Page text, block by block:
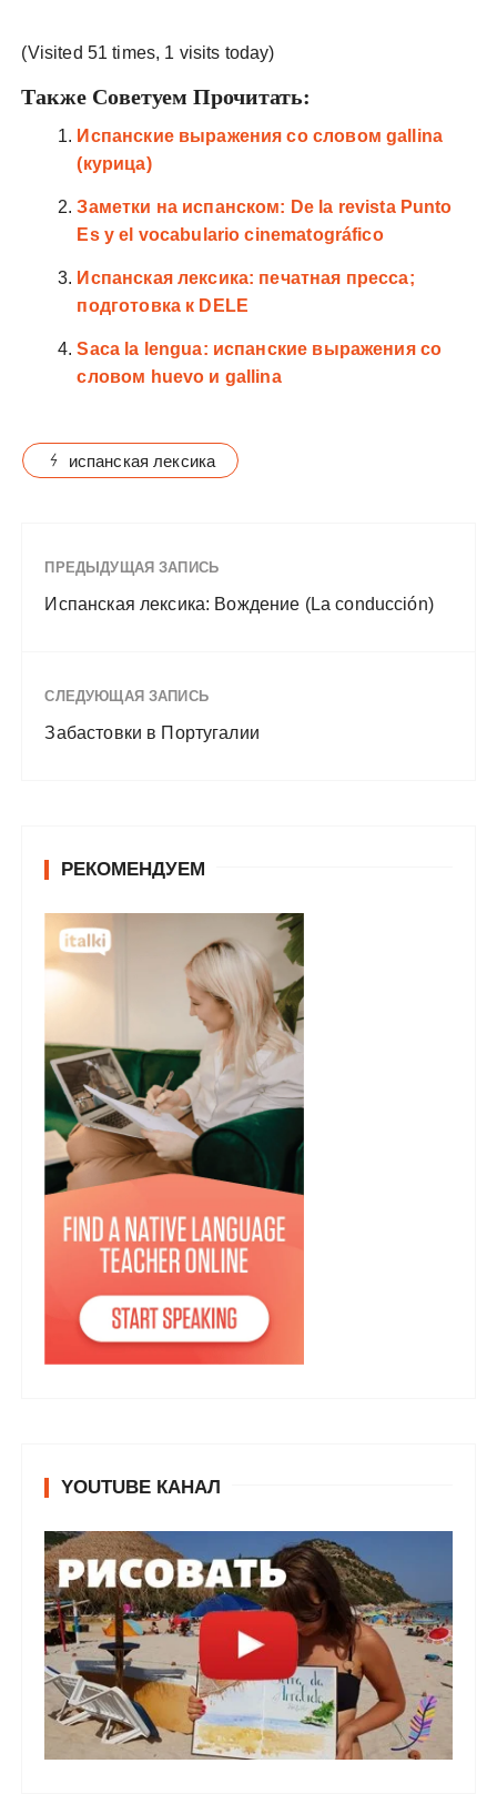
(Visited 51 times, 1 visits today)
Также Советуем Прочитать:
Испанские выражения со словом gallina
(курица)
Заметки на испанском: De la revista Punto
Es y el vocabulario cinematográfico
Испанская лексика: печатная пресса;
подготовка к DELE
Saca la lengua: испанские выражения со
словом huevo и gallina
испанская лексика
ПРЕДЫДУЩАЯ ЗАПИСЬ
Испанская лексика: Вождение (La conducción)
СЛЕДУЮЩАЯ ЗАПИСЬ
Забастовки в Португалии
РЕКОМЕНДУЕМ
YOUTUBE КАНАЛ